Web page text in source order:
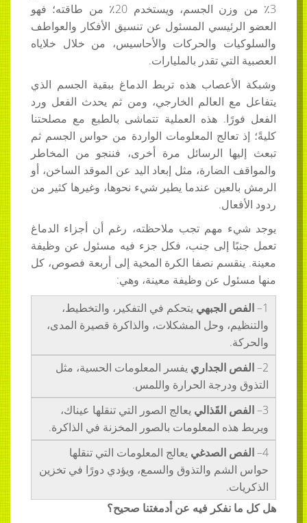
3٪ من وزن الجسم، ويستخدم 20٪ من طاقته؛ فهو
العضو الرئيسي المسئول عن تنسيق الأفكار والعواطف
والسلوكيات والحركات والأحاسيس، من خلال خلاياه
العصبية التي تقدر بالمليارات.
وشبكة الأعصاب هذه تربط الدماغ ببقية الجسم الذي
يتفاعل مع العالم الخارجي، ومن ثم يحدث الفعل ورد
الفعل فورًا. هذه العملية تتماشى بالطبع مع مصلحتنا
كليةً؛ إذ تعالج المعلومات الواردة من حواس الجسم ثم
تبعث إليها الرسائل مرة أخرى، فننجو من المخاطر
والمواقف الضارة، مثل إبعاد اليد عن الموقد الساخن، أو
الرمش بالعين عندما يطير شيء نحوها، وغيرها كثير من
ردود الأفعال.
يوجد شيء مهم تجب ملاحظته، رغم أن أجزاء الدماغ
تعمل جنبًا إلى جنب، فكل جزء فيه مسئول عن وظيفة
معينة. ينقسم نصفا الكرة المخية إلى أربعة فصوص، كل
منها مسئول عن وظيفة معينة، وهي:
1– الفص الجبهي يتحكم في التفكير، والتخطيط،
والتنظيم، وحل المشكلات، والذاكرة قصيرة المدى،
والحركة.
2– الفص الجداري يفسر المعلومات الحسية، مثل
التذوق ودرجة الحرارة واللمس.
3– الفص القَذالي يعالج الصور التي تنقلها عيناك،
ويربط هذه المعلومات بالصور المخزنة في الذاكرة.
4– الفص الصدغي يعالج المعلومات التي تنقلها
حواس الشم والتذوق والسمع، ويؤدي دورًا في تخزين
الذكريات.
هل كل ما نفكر فيه عن أدمغتنا صحيح؟